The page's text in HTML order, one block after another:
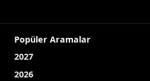
Popüler Aramalar
2027
2026